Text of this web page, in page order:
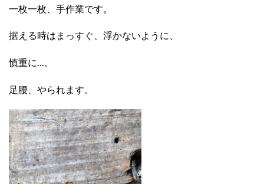
一枚一枚、手作業です。
据える時はまっすぐ、浮かないように、
慎重に…。
足腰、やられます。